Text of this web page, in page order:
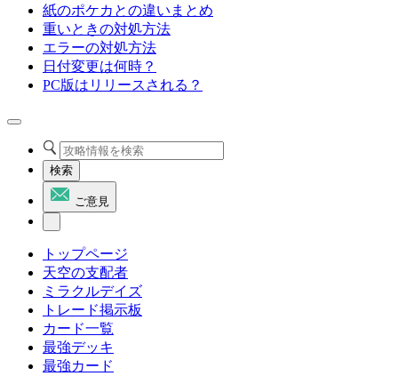
紙のポケカとの違いまとめ
重いときの対処方法
エラーの対処方法
日付変更は何時？
PC版はリリースされる？
検索
ご意見
トップページ
天空の支配者
ミラクルデイズ
トレード掲示板
カード一覧
最強デッキ
最強カード